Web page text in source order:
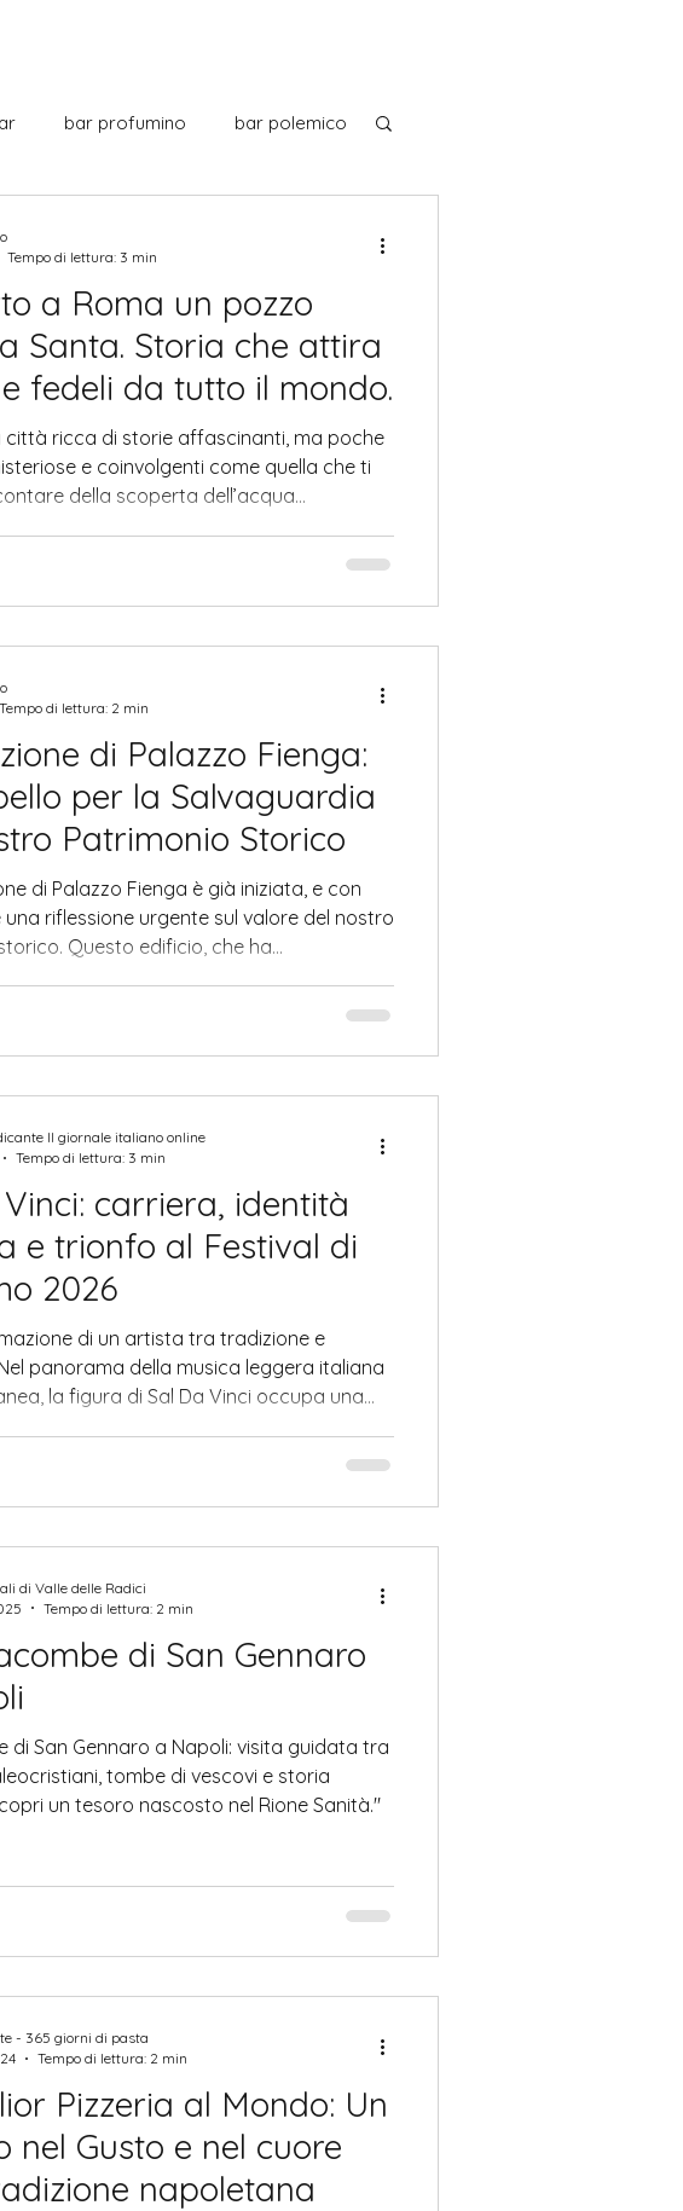
bar profumino bar polemico
Film italiani
a Roma un pozzo
Santa. Storia che attira
fedeli da tutto il mondo.
città ricca di storie affascinanti, ma poche
e coinvolgenti come quella che ti
della scoperta dell’acqua
quella notte e come la storia si riflette
Tempo di lettura: 3 min
di Palazzo Fienga:
per la Salvaguardia
Patrimonio Storico
di Palazzo Fienga è già iniziata, e con
una riflessione urgente sul valore del nostro
Questo edificio, che ha
culturale e architettonica, sta
ma simbolica: ci interroga su cosa
e tramandare alle future
Tempo di lettura: 2 min
carriera, identità
e trionfo al Festival di
2026
di un artista tra tradizione e
panorama della musica leggera italiana
la figura di Sal Da Vinci occupa una
napoletana, cultura popolare e
una famiglia di artisti napoletani, il
vero nome è Salvatore Michael
legato
Il giornale italiano online
Tempo di lettura: 3 min
di San Gennaro
di San Gennaro a Napoli: visita guidata tra
tombe di vescovi e storia
un tesoro nascosto nel Rione Sanità."
di Valle delle Radici
Tempo di lettura: 2 min
Pizzeria al Mondo: Un
nel Gusto e nel cuore
napoletana
- 365 giorni di pasta
Tempo di lettura: 2 min